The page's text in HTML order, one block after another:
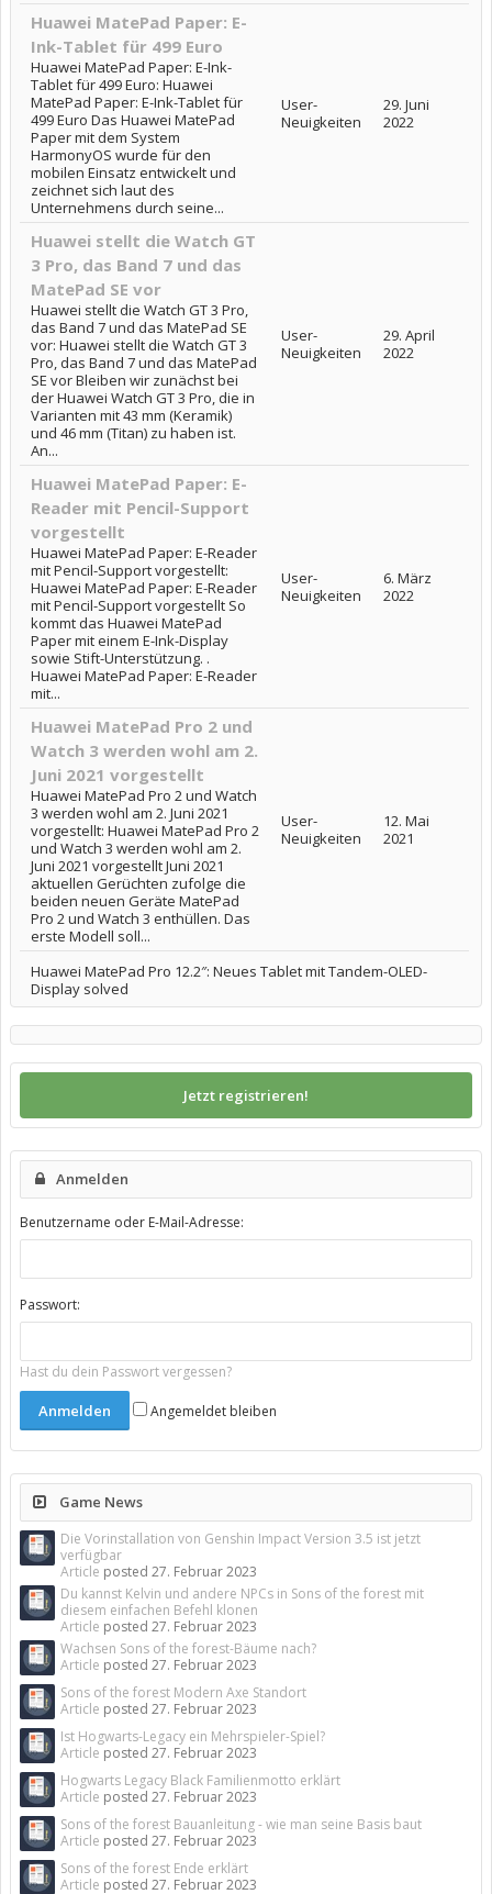
Huawei MatePad Paper: E-
Ink-Tablet für 499 Euro
Huawei MatePad Paper: E-Ink-
Tablet für 499 Euro: Huawei
MatePad Paper: E-Ink-Tablet für
499 Euro Das Huawei MatePad
Paper mit dem System
HarmonyOS wurde für den
mobilen Einsatz entwickelt und
zeichnet sich laut des
Unternehmens durch seine...
User-
Neuigkeiten
29. Juni
2022
Huawei stellt die Watch GT
3 Pro, das Band 7 und das
MatePad SE vor
Huawei stellt die Watch GT 3 Pro,
das Band 7 und das MatePad SE
vor: Huawei stellt die Watch GT 3
Pro, das Band 7 und das MatePad
SE vor Bleiben wir zunächst bei
der Huawei Watch GT 3 Pro, die in
Varianten mit 43 mm (Keramik)
und 46 mm (Titan) zu haben ist.
An...
User-
Neuigkeiten
29. April
2022
Huawei MatePad Paper: E-
Reader mit Pencil-Support
vorgestellt
Huawei MatePad Paper: E-Reader
mit Pencil-Support vorgestellt:
Huawei MatePad Paper: E-Reader
mit Pencil-Support vorgestellt So
kommt das Huawei MatePad
Paper mit einem E-Ink-Display
sowie Stift-Unterstützung. .
Huawei MatePad Paper: E-Reader
mit...
User-
Neuigkeiten
6. März
2022
Huawei MatePad Pro 2 und
Watch 3 werden wohl am 2.
Juni 2021 vorgestellt
Huawei MatePad Pro 2 und Watch
3 werden wohl am 2. Juni 2021
vorgestellt: Huawei MatePad Pro 2
und Watch 3 werden wohl am 2.
Juni 2021 vorgestellt Juni 2021
aktuellen Gerüchten zufolge die
beiden neuen Geräte MatePad
Pro 2 und Watch 3 enthüllen. Das
erste Modell soll...
User-
Neuigkeiten
12. Mai
2021
Huawei MatePad Pro 12.2″: Neues Tablet mit Tandem-OLED-
Display solved
Jetzt registrieren!
Anmelden
Benutzername oder E-Mail-Adresse:
Passwort:
Hast du dein Passwort vergessen?
Angemeldet bleiben
Game News
Die Vorinstallation von Genshin Impact Version 3.5 ist jetzt
verfügbar
Article posted 27. Februar 2023
Du kannst Kelvin und andere NPCs in Sons of the forest mit
diesem einfachen Befehl klonen
Article posted 27. Februar 2023
Wachsen Sons of the forest-Bäume nach?
Article posted 27. Februar 2023
Sons of the forest Modern Axe Standort
Article posted 27. Februar 2023
Ist Hogwarts-Legacy ein Mehrspieler-Spiel?
Article posted 27. Februar 2023
Hogwarts Legacy Black Familienmotto erklärt
Article posted 27. Februar 2023
Sons of the forest Bauanleitung - wie man seine Basis baut
Article posted 27. Februar 2023
Sons of the forest Ende erklärt
Article posted 27. Februar 2023